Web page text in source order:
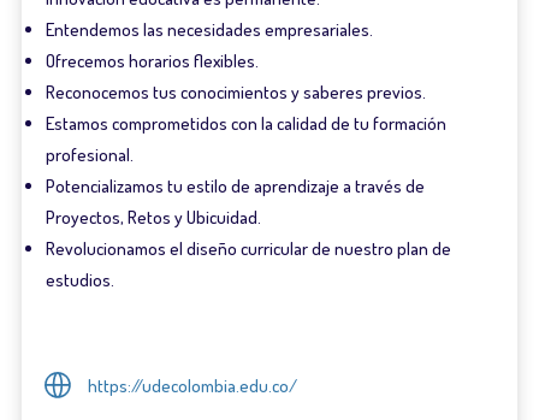
Entendemos las necesidades empresariales.
Ofrecemos horarios flexibles.
Reconocemos tus conocimientos y saberes previos.
Estamos comprometidos con la calidad de tu formación
profesional.
Potencializamos tu estilo de aprendizaje a través de
Proyectos, Retos y Ubicuidad.
Revolucionamos el diseño curricular de nuestro plan de
estudios.
https://udecolombia.edu.co/